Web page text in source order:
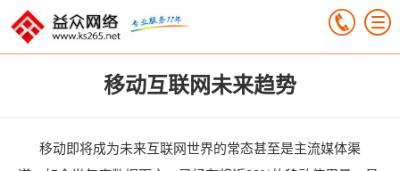
移动互联网未来趋势
移动即将成为未来互联网世界的常态甚至是主流媒体渠